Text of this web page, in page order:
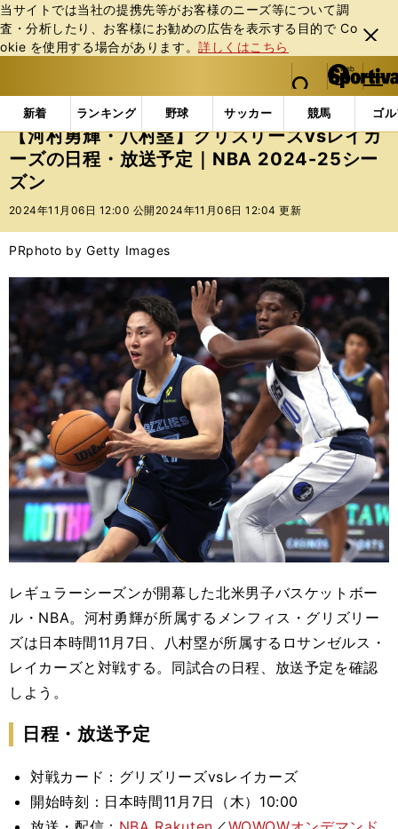
当サイトでは当社の提携先等がお客様のニーズ等について調
査・分析したり、お客様にお勧めの広告を表⽰する⽬的で Co
okie を使⽤する場合があります。詳しくはこちら
閉じ
る
web Sportiva (webスポルティーバ)
検索
マイペ
ー
ジ
メニュ
新着 ランキング 野球 サッカー 競馬 ゴ
b
ス
ポ
ル
テ
ー
バ
インフォメーション ニュース 【河村勇輝・八村塁
【河村勇輝・八村塁】グリズリーズvsレイカ
ーズの日程・放送予定｜NBA 2024-25シー
ズン
2024年11月06日 12:00 公開 2024年11月06日 12:04 更新
PRphoto by Getty Images
レギュラーシーズンが開幕した北米男子バスケットボー
ル・NBA。河村勇輝が所属するメンフィス・グリズリー
ズは日本時間11月7日、八村塁が所属するロサンゼルス・
レイカーズと対戦する。同試合の日程、放送予定を確認
しよう。
日程・放送予定
対戦カード：グリズリーズvsレイカーズ
開始時刻：日本時間11月7日（木）10:00